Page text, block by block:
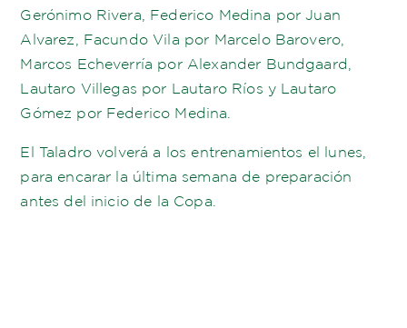
Gerónimo Rivera, Federico Medina por Juan
Alvarez, Facundo Vila por Marcelo Barovero,
Marcos Echeverría por Alexander Bundgaard,
Lautaro Villegas por Lautaro Ríos y Lautaro
Gómez por Federico Medina.
El Taladro volverá a los entrenamientos el lunes,
para encarar la última semana de preparación
antes del inicio de la Copa.